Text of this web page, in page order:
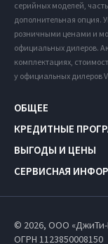
серийных моделей,
дополнительная опция.
розничными ценами и
официальных дилеров.
комплектациях,
у официальных дилеров
ОБЩЕЕ
КРЕДИТНЫЕ
ВЫГОДЫ И ЦЕНЫ
СЕРВИСНАЯ
© 2026, ООО «ДжиТи-
ОГРН 1123850008150